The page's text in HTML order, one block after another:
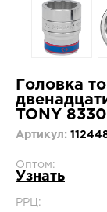
Головка
TONY
Артикул:
Оптом:
Узнать
РРЦ: